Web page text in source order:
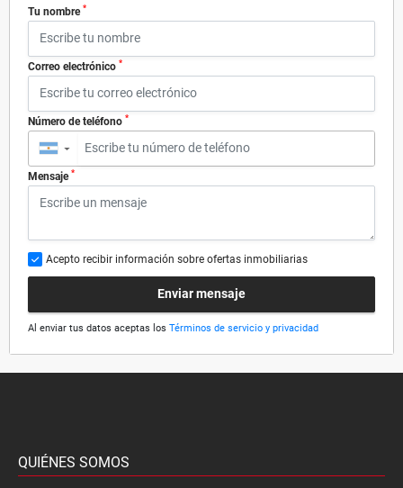
Tu nombre *
Correo electrónico *
Número de teléfono *
▼
Mensaje *
Acepto recibir información sobre ofertas inmobiliarias
Enviar mensaje
Al enviar tus datos aceptas los Términos de servicio y privacidad
QUIÉNES SOMOS